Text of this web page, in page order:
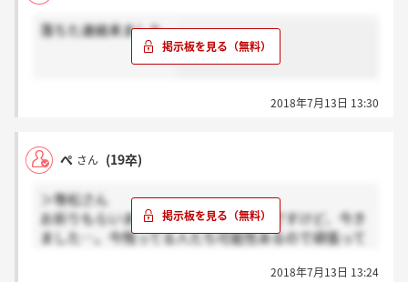
落ちた連絡来ました。
2018年7月13日 13:30
ぺ さん (19卒)
＞等松さん
お祈りもらいました。先週末受けたんですけど、今き
ました…。今残ってる人たち可能性あるので頑張って
2018年7月13日 13:24